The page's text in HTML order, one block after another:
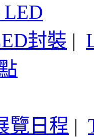
封裝 |
覽日程 |